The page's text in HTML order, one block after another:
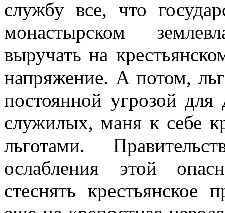
службу все, что
монастырском
выручать на
напряжение. А потом,
постоянной угрозой для
служилых, маня к себе
льготами.
ослабления этой
стеснять крестьянское